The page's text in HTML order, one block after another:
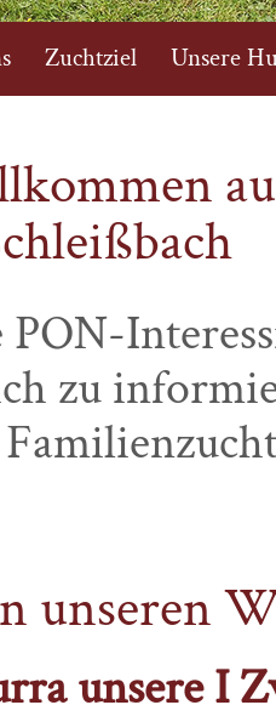
Zuchtziel Unsere
zu
unseren
unsere I